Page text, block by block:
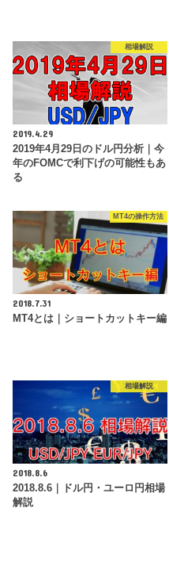
相場解説
2019.4.29
2019年4月29日のドル円分析｜今
年のFOMCで利下げの可能性もあ
る
MT4の操作方法
2018.7.31
MT4とは｜ショートカットキー編
相場解説
2018.8.6
2018.8.6｜ドル円・ユーロ円相場
解説